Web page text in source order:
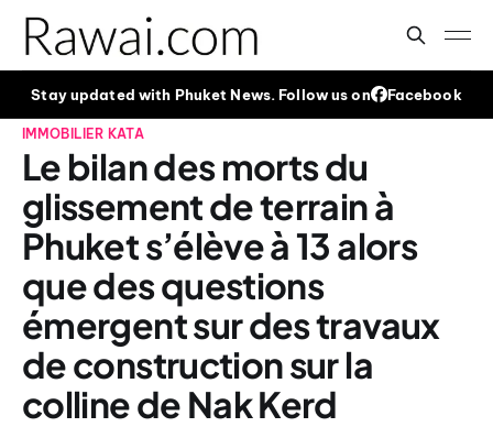
Stay updated with Phuket News. Follow us on Facebook
IMMOBILIER KATA
Le bilan des morts du
glissement de terrain à
Phuket s’élève à 13 alors
que des questions
émergent sur des travaux
de construction sur la
colline de Nak Kerd